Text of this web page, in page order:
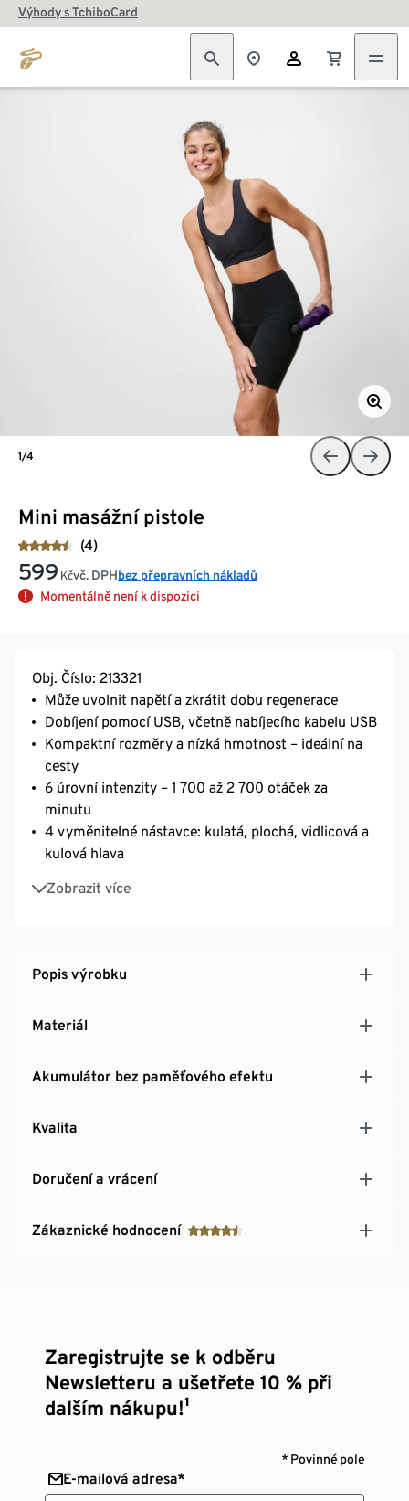
Výhody s TchiboCard
Mini masážní pistole
(4)
599 Kčvč. DPHbez přepravních nákladů
Momentálně není k dispozici
1/4
Obj. Číslo: 213321
Může uvolnit napětí a zkrátit dobu regenerace
Dobíjení pomocí USB, včetně nabíjecího kabelu USB
Kompaktní rozměry a nízká hmotnost – ideální na
cesty
6 úrovní intenzity – 1 700 až 2 700 otáček za
minutu
4 vyměnitelné nástavce: kulatá, plochá, vidlicová a
kulová hlava
Zobrazit více
Výdrž baterie až 3 hodiny
Popis výrobku
Materiál
Akumulátor bez paměťového efektu
Kvalita
Doručení a vrácení
Zákaznické hodnocení
Zaregistrujte se k odběru
Newsletteru a ušetřete 10 % při
dalším nákupu!¹
* Povinné pole
E-mailová adresa*